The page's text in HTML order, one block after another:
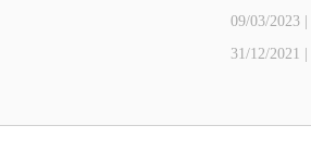
09/03/2023 |
31/12/2021 |